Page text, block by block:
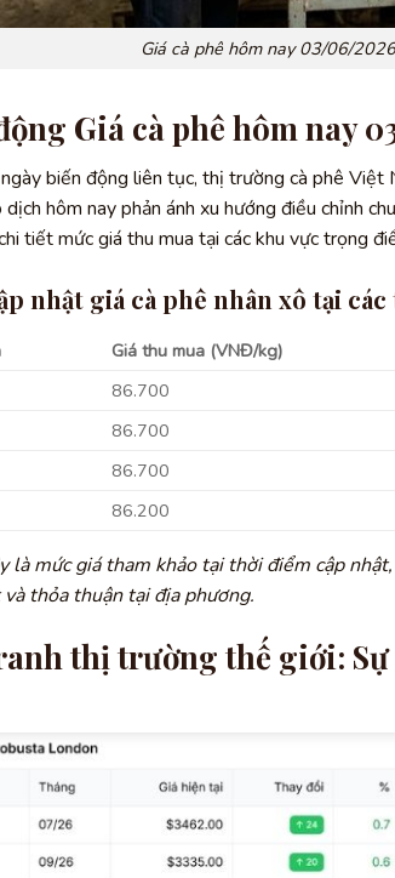
Giá cà phê hôm nay 03/06/
Giá cà phê hôm nay
biến động liên tục, thị trường cà phê
dịch hôm nay phản ánh xu hướng điều chỉnh
tiết mức giá thu mua tại các khu vực trọng
nhật giá cà phê nhân xô tại
Giá thu mua (VNĐ/kg)
86.700
86.700
86.700
86.200
là mức giá tham khảo tại thời điểm cập
thỏa thuận tại địa phương.
thị trường thế giới: